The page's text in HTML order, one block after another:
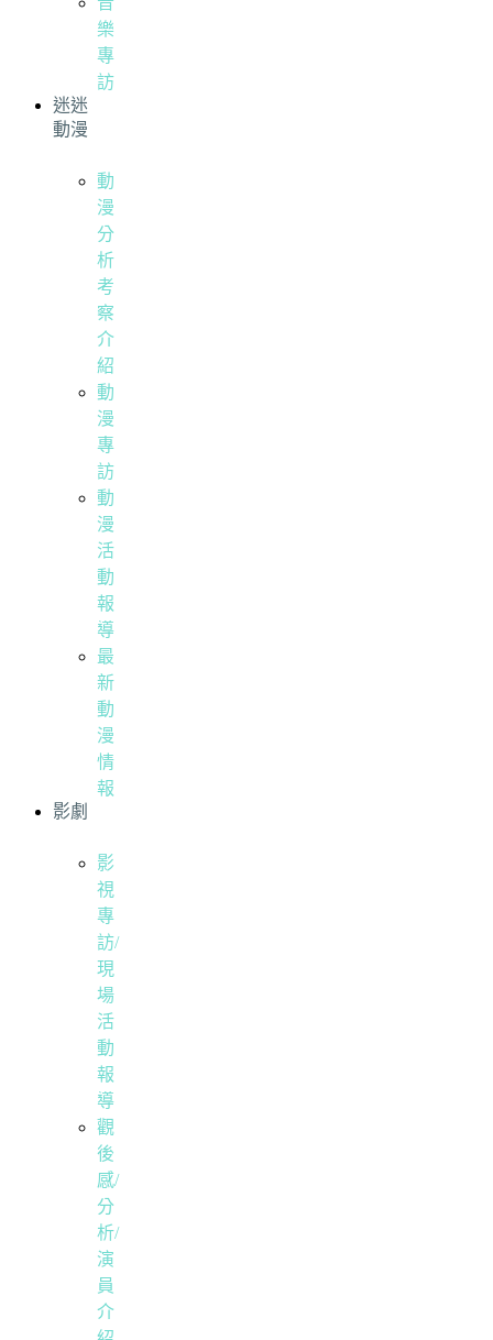
樂
專
訪
迷迷
動漫
動
漫
分
析
考
察
介
紹
動
漫
專
訪
動
漫
活
動
報
導
最
新
動
漫
情
報
影劇
影
視
專
訪/
現
場
活
動
報
導
觀
後
感/
分
析/
演
員
介